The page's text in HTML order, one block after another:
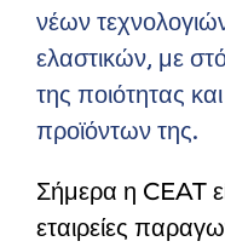
νέων
ελαστικών, με
της ποιότητας
προϊόντων της.
Σήμερα η CEAT
εταιρείες